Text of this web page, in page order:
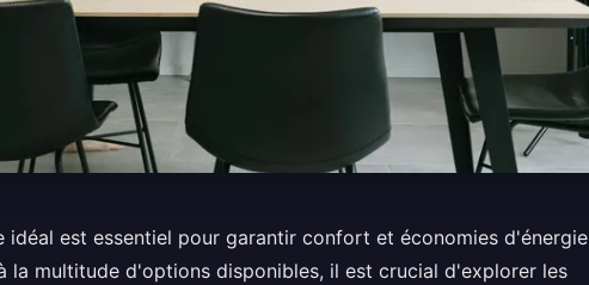
idéal est essentiel pour garantir confort et économies d'énergie
la multitude d'options disponibles, il est crucial d'explorer les